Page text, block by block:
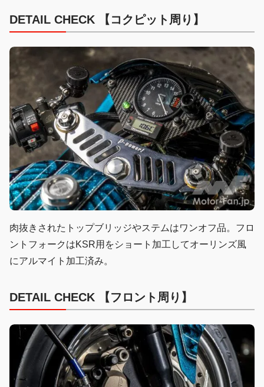
DETAIL CHECK 【コクピット周り】
肉抜きされたトップブリッジやステムはワンオフ品。フロ
ントフォークはKSR用をショート加工してオーリンズ風
にアルマイト加工済み。
DETAIL CHECK 【フロント周り】